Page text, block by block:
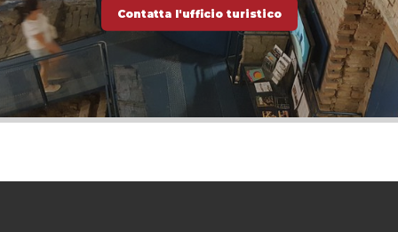
Contatta l'ufficio turistico